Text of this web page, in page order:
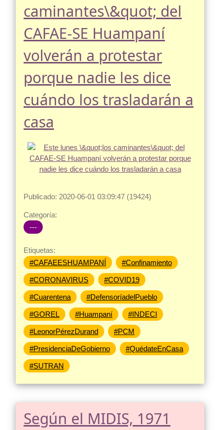
caminantes\&quot; del
CAFAE-SE Huampaní
volverán a protestar
porque nadie les dice
cuándo los trasladarán a
casa
Publicado: 2020-06-01 03:09:47 (19424)
Categoría:
---
Etiquetas:
#CAFAEESHUAMPANÍ
#Confinamiento
#CORONAVIRUS #COVID19
#Cuarentena #DefensoríadelPueblo
#GOREL #Huampaní #INDECI
#LeonorPérezDurand #PCM
#PresidenciaDeGobierno #QuédateEnCasa
#SUTRAN
Según el MIDIS, 1971